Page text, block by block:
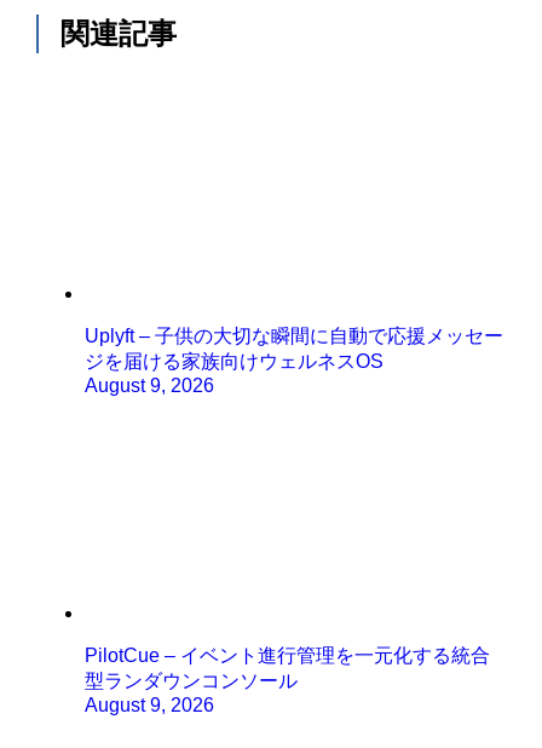
関連記事
Uplyft – 子供の大切な瞬間に自動で応援メッセー
ジを届ける家族向けウェルネスOS
August 9, 2026
PilotCue – イベント進行管理を一元化する統合
型ランダウンコンソール
August 9, 2026